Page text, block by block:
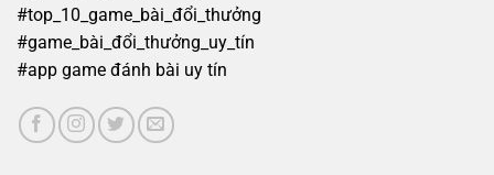
#top_10_game_bài_đổi_thưởng
#game_bài_đổi_thưởng_uy_tín
#app game đánh bài uy tín